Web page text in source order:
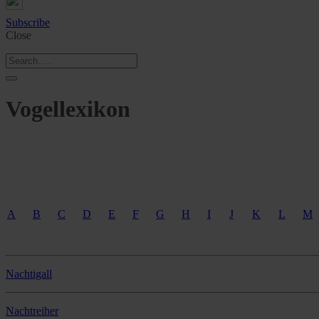
Subscribe
Close
Vogellexikon
A B C D E F G H I J K L M
Nachtigall
Nachtreiher